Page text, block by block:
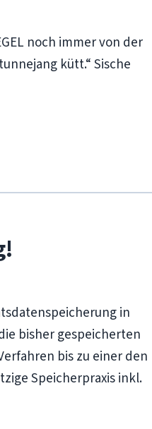
noch immer von der
kütt.“ Sische
in
bisher gespeicherten
bis zu einer den
Speicherpraxis inkl.